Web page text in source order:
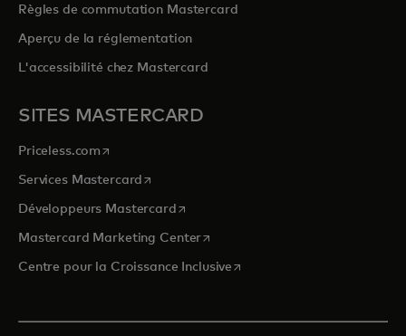
Règles de commutation Mastercard
Aperçu de la réglementation
L'accessibilité chez Mastercard
SITES MASTERCARD
Priceless.com s’ouvre dans un nouvel onglet
Services Mastercard s’ouvre dans un nouvel onglet
Développeurs Mastercards’ouvre dans un nouvel onglet
Mastercard Marketing Centers’ouvre dans un nouvel onglet
Centre pour la Croissance Inclusive s’ouvre dans un nouvel